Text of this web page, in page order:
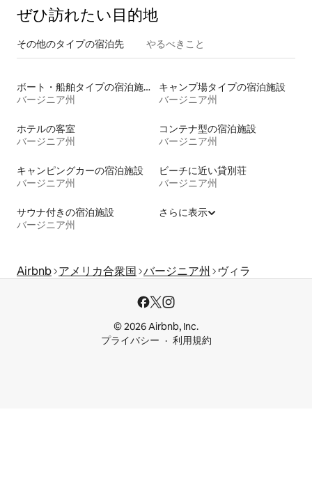
ぜひ訪⁠れ⁠た⁠い目⁠的⁠地
その他のタ⁠イ⁠プ⁠の宿⁠泊⁠先 やるべきこと
ボート・船舶タイプの宿泊施設
バージニア州
キャンプ場タイプの宿泊施設
バージニア州
ホテルの客室
バージニア州
コンテナ型の宿泊施設
バージニア州
キャンピングカーの宿泊施設
バージニア州
ビーチに近い貸別荘
バージニア州
サウナ付きの宿泊施設
バージニア州
さらに表示
Airbnb アメリカ合衆国 バージニア州 ヴィラ
© 2026 Airbnb, Inc.
プライバシー
利用規約